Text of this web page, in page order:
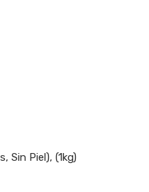
Sin Piel), (1kg)